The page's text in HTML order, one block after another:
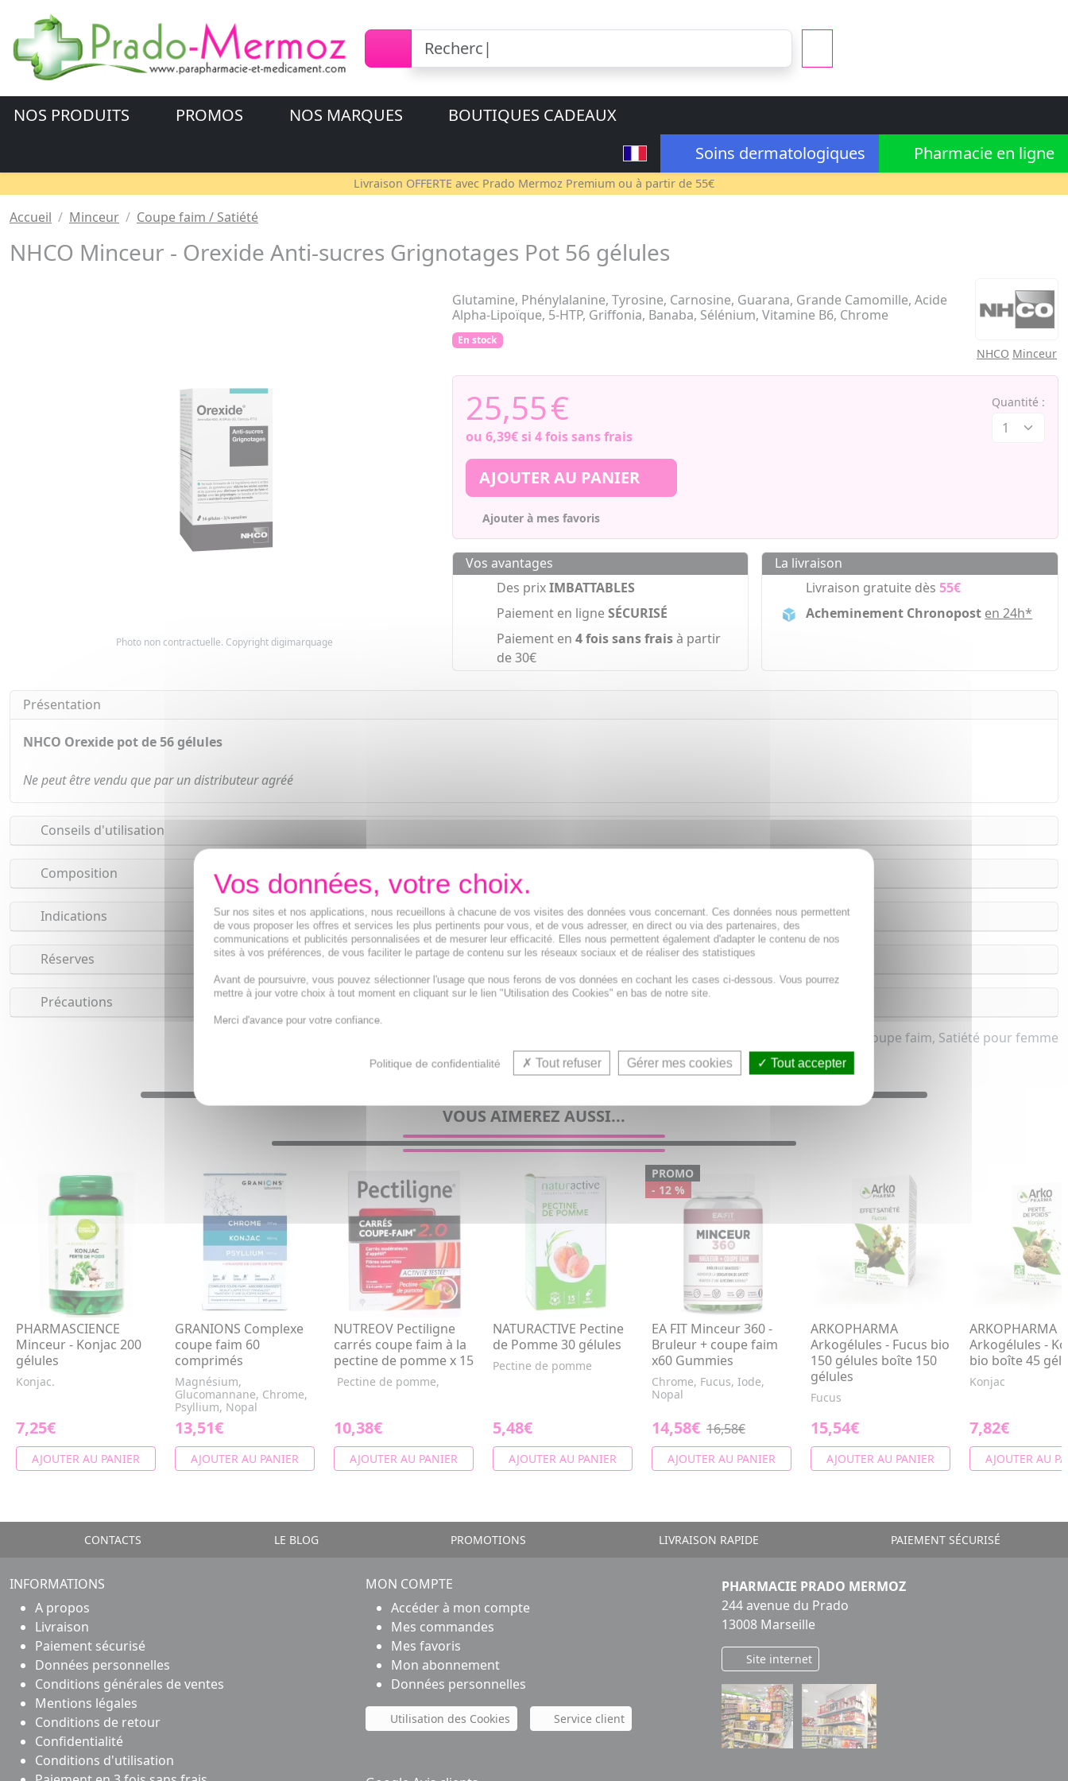
NOS PRODUITS PROMOS NOS MARQUES
BOUTIQUES CADEAUX
Soins dermatologiques
Pharmacie en ligne
Livraison OFFERTE avec Prado Mermoz Premium ou à partir de 55€
Accueil Minceur Coupe faim / Satiété
NHCO Minceur - Orexide Anti-sucres Grignotages Pot 56 gélules
Photo non contractuelle. Copyright digimarquage
Glutamine, Phénylalanine, Tyrosine, Carnosine, Guarana, Grande Camomille, Acide
Alpha-Lipoïque, 5-HTP, Griffonia, Banaba, Sélénium, Vitamine B6, Chrome
En stock
NHCO Minceur
25,55€
ou 6,39€si 4 fois sans frais
Quantité :
AJOUTER AU PANIER
Ajouter à mes favoris
Vos avantages
Des prixIMBATTABLES
Paiement en ligneSÉCURISÉ
Paiement en 4 fois sans fraisà partir
de 30€
La livraison
Livraison gratuite dès55€
Acheminement Chronopost en 24h*
Présentation
NHCO Orexide pot de 56 gélules
Ne peut être vendu que par un distributeur agréé
Conseils d'utilisation
Composition
Indications
Réserves
Précautions
Coupe faim, Satiété pour femme
VOUS AIMEREZ AUSSI...
PHARMASCIENCE
Minceur - Konjac 200
gélules
Konjac.
7,25€
AJOUTER AU PANIER
GRANIONS Complexe
coupe faim 60
comprimés
Magnésium,
Glucomannane, Chrome,
Psyllium, Nopal
13,51€
AJOUTER AU PANIER
NUTREOV Pectiligne
carrés coupe faim à la
pectine de pomme x 15
Pectine de pomme,
10,38€
AJOUTER AU PANIER
NATURACTIVE Pectine
de Pomme 30 gélules
Pectine de pomme
5,48€
AJOUTER AU PANIER
PROMO
- 12 %
EA FIT Minceur 360 -
Bruleur + coupe faim
x60 Gummies
Chrome, Fucus, Iode,
Nopal
14,58€ 16,58€
AJOUTER AU PANIER
ARKOPHARMA
Arkogélules - Fucus bio
150 gélules boîte 150
gélules
Fucus
15,54€
AJOUTER AU PANIER
ARKOPHARMA
Arkogélules -
bio boîte 45
Konjac
7,82€
AJOUTER AU
CONTACTS LE BLOG PROMOTIONS LIVRAISON RAPIDE PAIEMENT SÉCURISÉ
INFORMATIONS
A propos
Livraison
Paiement sécurisé
Données personnelles
Conditions générales de ventes
Mentions légales
Conditions de retour
Confidentialité
Conditions d'utilisation
MON COMPTE
Accéder à mon compte
Mes commandes
Mes favoris
Mon abonnement
Données personnelles
Utilisation des Cookies Service client
PHARMACIE PRADO MERMOZ
244 avenue du Prado
13008 Marseille
Site internet
Sur nos sites et nos applications, nous recueillons à chacune de vos visites des données vous concernant. Ces données nous permettent
de vous proposer les offres et services les plus pertinents pour vous, et de vous adresser, en direct ou via des partenaires, des
communications et publicités personnalisées et de mesurer leur efficacité. Elles nous permettent également d'adapter le contenu de nos
sites à vos préférences, de vous faciliter le partage de contenu sur les réseaux sociaux et de réaliser des statistiques
Avant de poursuivre, vous pouvez sélectionner l'usage que nous ferons de vos données en cochant les cases ci-dessous. Vous pourrez
mettre à jour votre choix à tout moment en cliquant sur le lien "Utilisation des Cookies" en bas de notre site.
Merci d'avance pour votre confiance.
Politique de confidentialité Tout refuser Gérer mes cookies Tout accepter